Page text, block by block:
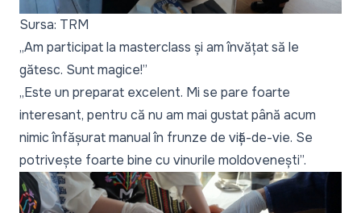
Sursa: TRM
„Am participat la masterclass și am învățat să le
gătesc. Sunt magice!”
„Este un preparat excelent. Mi se pare foarte
interesant, pentru că nu am mai gustat până acum
nimic înfășurat manual în frunze de viță-de-vie. Se
potrivește foarte bine cu vinurile moldovenești”.